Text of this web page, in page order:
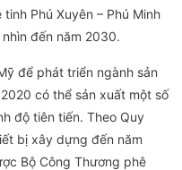
Phú Xuyên – Phú Minh
đến năm 2030.
để phát triển ngành sản
có thể sản xuất một số
độ tiên tiến. Theo Quy
bị xây dựng đến năm
Bộ Công Thương phê